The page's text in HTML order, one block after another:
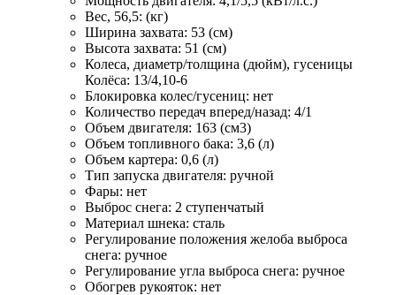
Вес, 56,5: (кг)
Ширина захвата: 53 (см)
Высота захвата: 51 (см)
Колеса, диаметр/толщина (дюйм), гусеницы
Колёса: 13/4,10-6
Блокировка колес/гусениц: нет
Количество передач вперед/назад: 4/1
Объем двигателя: 163 (см3)
Объем топливного бака: 3,6 (л)
Объем картера: 0,6 (л)
Тип запуска двигателя: ручной
Фары: нет
Выброс снега: 2 ступенчатый
Материал шнека: сталь
Регулирование положения желоба выброса
снега: ручное
Регулирование угла выброса снега: ручное
Обогрев рукояток: нет